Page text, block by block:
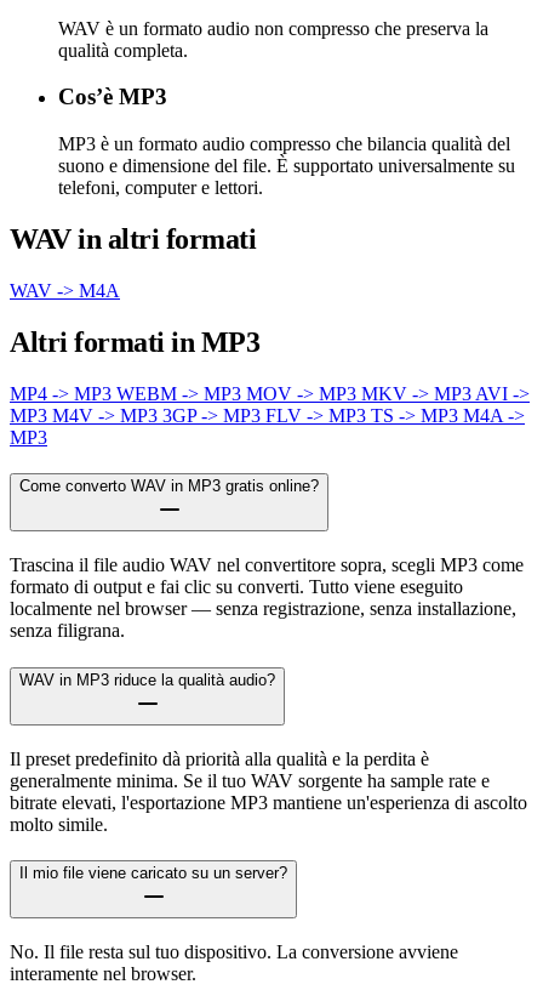
WAV è un formato audio non compresso che preserva la
qualità completa.
Cos’è MP3
MP3 è un formato audio compresso che bilancia qualità del
suono e dimensione del file. È supportato universalmente su
telefoni, computer e lettori.
WAV in altri formati
WAV -> M4A
Altri formati in MP3
MP4 -> MP3 WEBM -> MP3 MOV -> MP3 MKV -> MP3 AVI ->
MP3 M4V -> MP3 3GP -> MP3 FLV -> MP3 TS -> MP3 M4A ->
MP3
Come converto WAV in MP3 gratis online?
Trascina il file audio WAV nel convertitore sopra, scegli MP3 come
formato di output e fai clic su converti. Tutto viene eseguito
localmente nel browser — senza registrazione, senza installazione,
senza filigrana.
WAV in MP3 riduce la qualità audio?
Il preset predefinito dà priorità alla qualità e la perdita è
generalmente minima. Se il tuo WAV sorgente ha sample rate e
bitrate elevati, l'esportazione MP3 mantiene un'esperienza di ascolto
molto simile.
Il mio file viene caricato su un server?
No. Il file resta sul tuo dispositivo. La conversione avviene
interamente nel browser.